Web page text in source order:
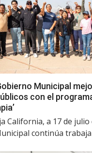
Municipal
con el
California, a 17 de julio
continúa